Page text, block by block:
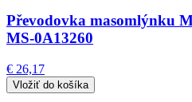
Převodovka masomlýnku
MS-0A13260
€ 26,17